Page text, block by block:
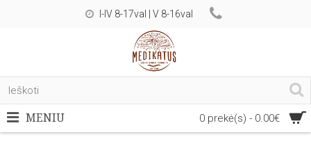
I-IV 8-17val | V 8-16val
0 prekė(s) - 0.00€
MENIU